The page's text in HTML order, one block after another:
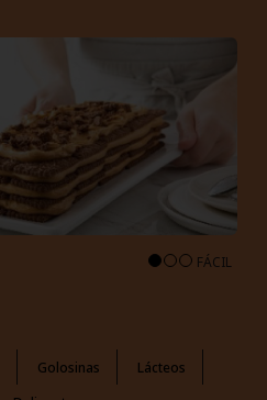
FÁCIL
Golosinas
Lácteos